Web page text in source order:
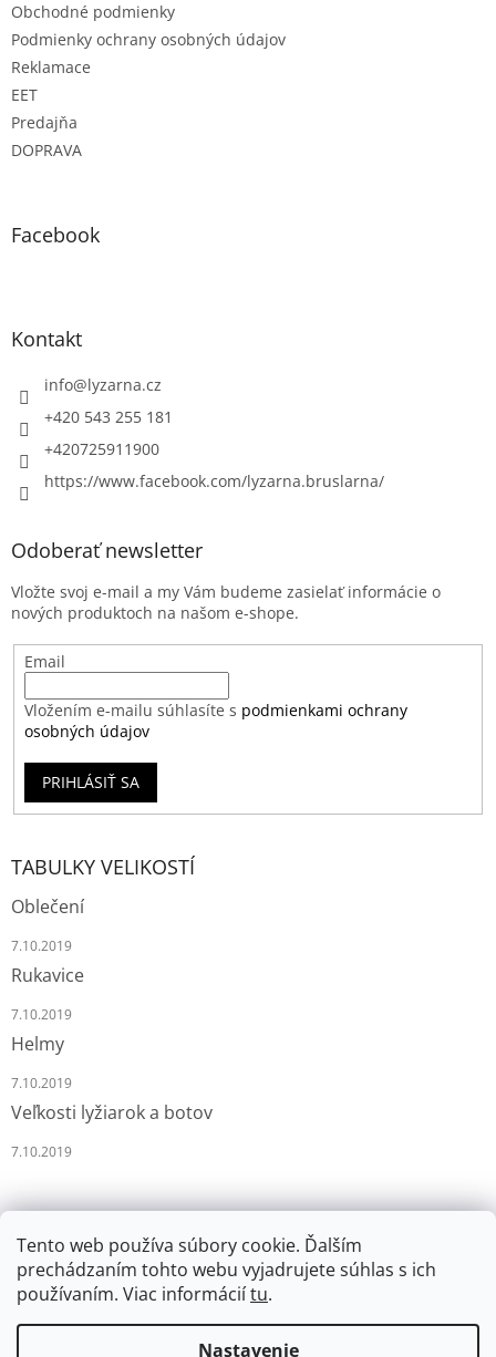
Tento web používa súbory cookie. Ďalším
prechádzaním tohto webu vyjadrujete súhlas s ich
používaním. Viac informáciítu.
Nastavenie
Obchodné podmienky
Podmienky ochrany osobných údajov
Reklamace
EET
Predajňa
DOPRAVA
Facebook
Kontakt
info@lyzarna.cz
+420 543 255 181
+420725911900
https://www.facebook.com/lyzarna.bruslarna/
Odoberať newsletter
Vložte svoj e-mail a my Vám budeme zasielať informácie o
nových produktoch na našom e-shope.
Email
Vložením e-mailu súhlasíte s podmienkami ochrany
osobných údajov
PRIHLÁSIŤ SA
TABULKY VELIKOSTÍ
Oblečení
7.10.2019
Rukavice
7.10.2019
Helmy
7.10.2019
Veľkosti lyžiarok a botov
7.10.2019